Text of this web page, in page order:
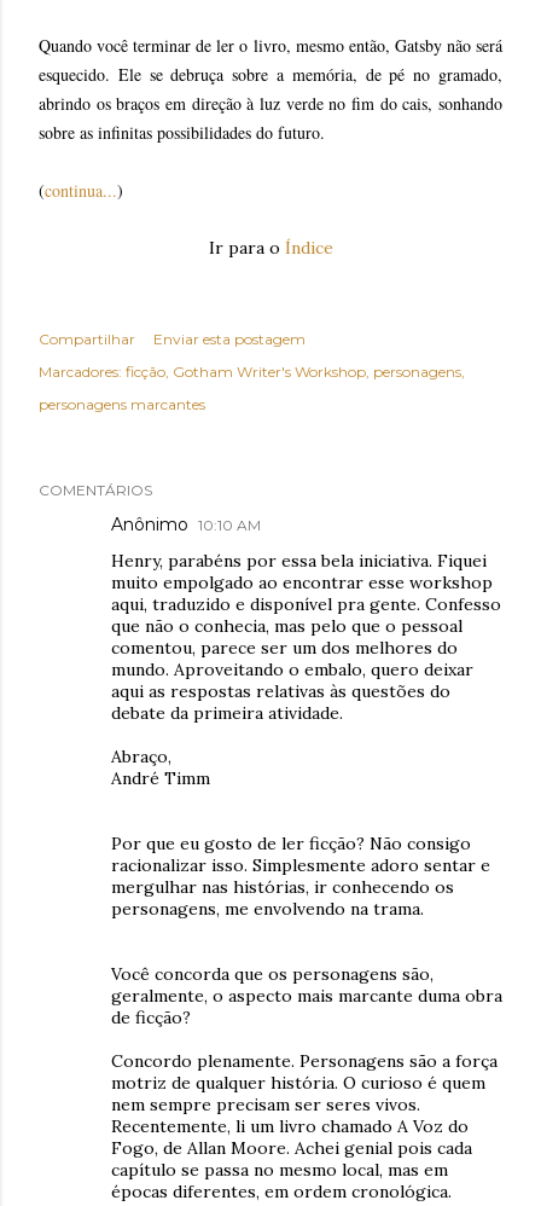
Quando você terminar de ler o livro, mesmo então, Gatsby não será
esquecido. Ele se debruça sobre a memória, de pé no gramado,
abrindo os braços em direção à luz verde no fim do cais, sonhando
sobre as infinitas possibilidades do futuro.
(continua...)
Ir para o Índice
Compartilhar
Enviar esta postagem
Marcadores: ficção Gotham Writer's Workshop personagens
personagens marcantes
COMENTÁRIOS
Anônimo 10:10 AM
Henry, parabéns por essa bela iniciativa. Fiquei
muito empolgado ao encontrar esse workshop
aqui, traduzido e disponível pra gente. Confesso
que não o conhecia, mas pelo que o pessoal
comentou, parece ser um dos melhores do
mundo. Aproveitando o embalo, quero deixar
aqui as respostas relativas às questões do
debate da primeira atividade.
Abraço,
André Timm
Por que eu gosto de ler ficção? Não consigo
racionalizar isso. Simplesmente adoro sentar e
mergulhar nas histórias, ir conhecendo os
personagens, me envolvendo na trama.
Você concorda que os personagens são,
geralmente, o aspecto mais marcante duma obra
de ficção?
Concordo plenamente. Personagens são a força
motriz de qualquer história. O curioso é quem
nem sempre precisam ser seres vivos.
Recentemente, li um livro chamado A Voz do
Fogo, de Allan Moore. Achei genial pois cada
capítulo se passa no mesmo local, mas em
épocas diferentes, em ordem cronológica.